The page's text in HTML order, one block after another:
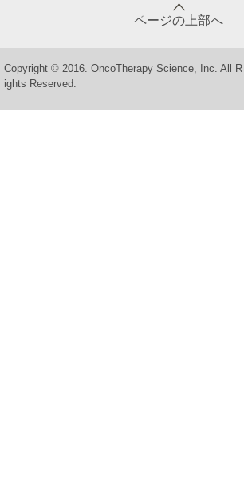
ページの上部へ
Copyright © 2016. OncoTherapy Science, Inc. All R
ights Reserved.